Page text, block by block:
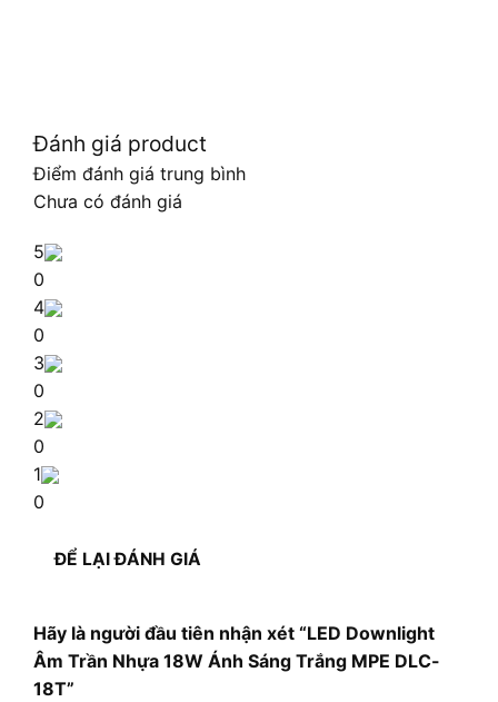
Đánh giá product
Điểm đánh giá trung bình
Chưa có đánh giá
5
0
4
0
3
0
2
0
1
0
ĐỂ LẠI ĐÁNH GIÁ
Hãy là người đầu tiên nhận xét “LED Downlight
Âm Trần Nhựa 18W Ánh Sáng Trắng MPE DLC-
18T”